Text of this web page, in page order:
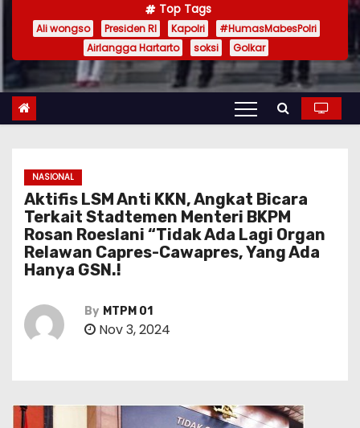
Top Tags
Ali wongso Presiden RI Kapolri
#HumasMabesPolri
Airlangga Hartarto
soksi Golkar
NASIONAL
Aktifis LSM Anti KKN, Angkat Bicara
Terkait Stadtemen Menteri BKPM
Rosan Roeslani “Tidak Ada Lagi Organ
Relawan Capres-Cawapres, Yang Ada
Hanya GSN.!
By MTPM 01
Nov 3, 2024